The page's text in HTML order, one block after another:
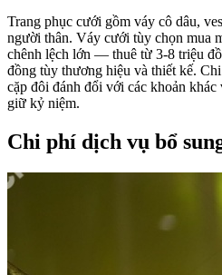
Trang phục cưới gồm váy cô dâu,
người thân. Váy cưới tùy chọn mua
chênh lệch lớn — thuê từ 3-8 triệu
đồng tùy thương hiệu và thiết kế.
cặp đôi đánh đổi với các khoản
giữ kỷ niệm.
Chi phí dịch vụ bổ